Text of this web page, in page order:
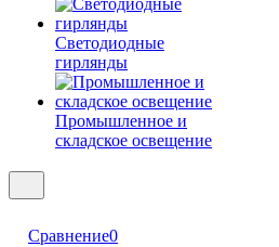
Светодиодные
гирлянды
Промышленное и
складское освещение
Сравнение0